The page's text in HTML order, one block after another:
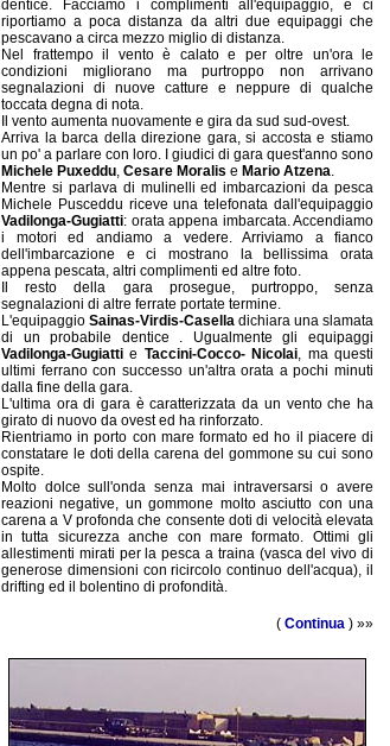
dentice. Facciamo i complimenti all'equipaggio, e ci
riportiamo a poca distanza da altri due equipaggi che
pescavano a circa mezzo miglio di distanza.
Nel frattempo il vento è calato e per oltre un'ora le
condizioni migliorano ma purtroppo non arrivano
segnalazioni di nuove catture e neppure di qualche
toccata degna di nota.
Il vento aumenta nuovamente e gira da sud sud-ovest.
Arriva la barca della direzione gara, si accosta e stiamo
un po' a parlare con loro. I giudici di gara quest'anno sono
Michele Puxeddu, Cesare Moralis e Mario Atzena.
Mentre si parlava di mulinelli ed imbarcazioni da pesca
Michele Pusceddu riceve una telefonata dall'equipaggio
Vadilonga-Gugiatti: orata appena imbarcata. Accendiamo
i motori ed andiamo a vedere. Arriviamo a fianco
dell'imbarcazione e ci mostrano la bellissima orata
appena pescata, altri complimenti ed altre foto.
Il resto della gara prosegue, purtroppo, senza
segnalazioni di altre ferrate portate termine.
L'equipaggio Sainas-Virdis-Casella dichiara una slamata
di un probabile dentice . Ugualmente gli equipaggi
Vadilonga-Gugiatti e Taccini-Cocco- Nicolai, ma questi
ultimi ferrano con successo un'altra orata a pochi minuti
dalla fine della gara.
L'ultima ora di gara è caratterizzata da un vento che ha
girato di nuovo da ovest ed ha rinforzato.
Rientriamo in porto con mare formato ed ho il piacere di
constatare le doti della carena del gommone su cui sono
ospite.
Molto dolce sull'onda senza mai intraversarsi o avere
reazioni negative, un gommone molto asciutto con una
carena a V profonda che consente doti di velocità elevata
in tutta sicurezza anche con mare formato. Ottimi gli
allestimenti mirati per la pesca a traina (vasca del vivo di
generose dimensioni con ricircolo continuo dell'acqua), il
drifting ed il bolentino di profondità.
( Continua ) »»